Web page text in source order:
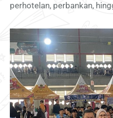
perhotelan, perbankan,